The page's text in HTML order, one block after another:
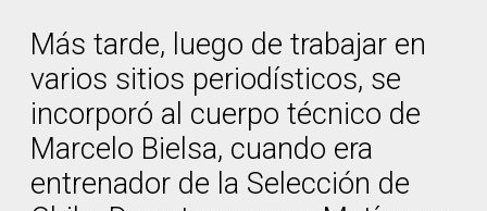
Más tarde, luego de trabajar en
varios sitios periodísticos, se
incorporó al cuerpo técnico de
Marcelo Bielsa, cuando era
entrenador de la Selección de